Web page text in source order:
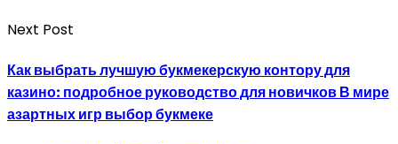
Next Post
Как выбрать лучшую букмекерскую контору для
казино: подробное руководство для новичков В мире
азартных игр выбор букмеке